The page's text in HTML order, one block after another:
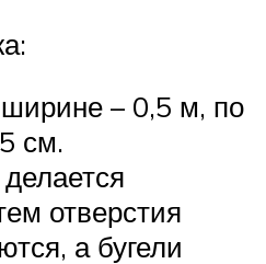
– 0,5 м, по
см.
отверстия
а бугели